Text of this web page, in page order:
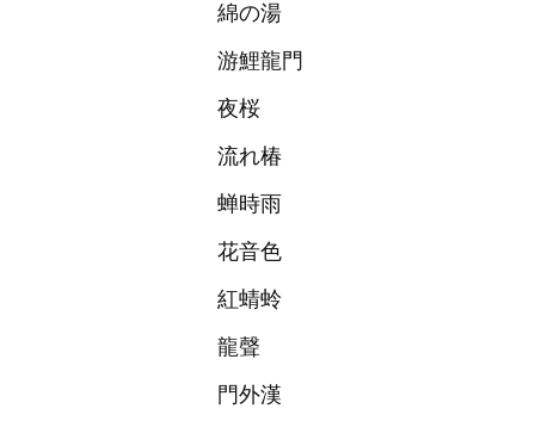
綿の湯
游鯉龍門
夜桜
流れ椿
蝉時雨
花音色
紅蜻蛉
龍聲
門外漢